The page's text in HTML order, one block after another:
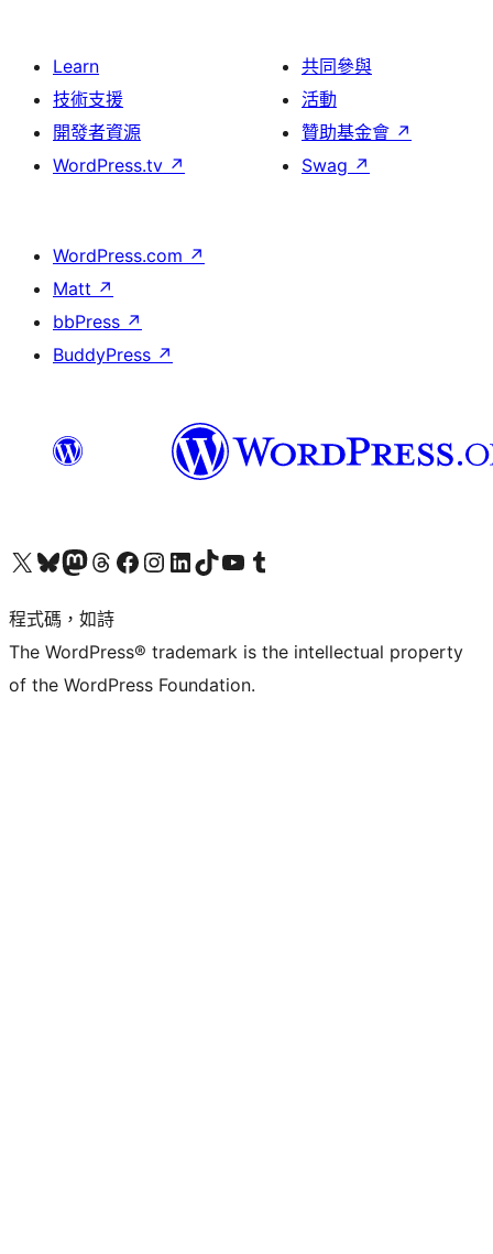
Learn
技術支援
開發者資源
WordPress.tv ↗
共同參與
活動
贊助基金會 ↗
Swag ↗
WordPress.com ↗
Matt ↗
bbPress ↗
BuddyPress ↗
查看我們的 X (之前的 Twitter) 帳號造訪我們的 Bluesky 帳號造訪我們的 Mastodon 帳號造訪我們的 Threads 帳號 造訪我們的 Facebook 粉絲專頁Visit our Instagram account
Visit our LinkedIn account
造訪我們的 TikTok 帳號Visit our YouTube channel
造訪我們的 Tumblr 帳號
程式碼，如詩
The WordPress® trademark is the intellectual property
of the WordPress Foundation.